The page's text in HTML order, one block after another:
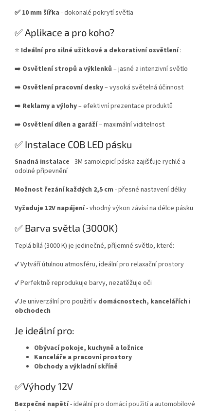
✅ 10 mm šířka - dokonalé pokrytí světla
✅ Aplikace a pro koho?
⭐ Ideální pro silné užitkové a dekorativní osvětlení:
➡️ Osvětlení stropů a výklenků – jasné a intenzivní světlo
➡️ Osvětlení pracovní desky– vysoká světelná účinnost
➡️ Reklamy a výlohy– efektivní prezentace produktů
➡️ Osvětlení dílen a garáží– maximální viditelnost
✅ Instalace COB LED pásku
Snadná instalace - 3M samolepicí páska zajišťuje rychlé a
odolné připevnění
Možnost řezání každých 2,5 cm - přesné nastavení délky
Vyžaduje 12V napájení- vhodný výkon závisí na délce pásku
✅ Barva světla (3000K)
Teplá bílá (3000 K) je jedinečné, příjemné světlo, které:
✔️ Vytváří útulnou atmosféru, ideální pro relaxační prostory
✔️ Perfektně reprodukuje barvy, nezatěžuje oči
✔️Je univerzální pro použití v domácnostech, kancelářích i
obchodech
Je ideální pro:
Obývací pokoje, kuchyně a ložnice
Kanceláře a pracovní prostory
Obchody a výkladní skříně
✅Výhody 12V
Bezpečné napětí- ideální pro domácí použití a automobilové